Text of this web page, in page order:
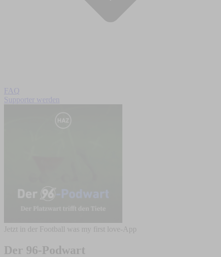
FAQ
Supporter werden
Jetzt in der Football was my first love-App
Der 96-Podwart